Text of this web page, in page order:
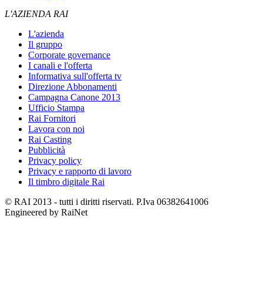
L'AZIENDA RAI
L'azienda
Il gruppo
Corporate governance
I canali e l'offerta
Informativa sull'offerta tv
Direzione Abbonamenti
Campagna Canone 2013
Ufficio Stampa
Rai Fornitori
Lavora con noi
Rai Casting
Pubblicità
Privacy policy
Privacy e rapporto di lavoro
Il timbro digitale Rai
© RAI 2013 - tutti i diritti riservati. P.Iva 06382641006
Engineered by RaiNet